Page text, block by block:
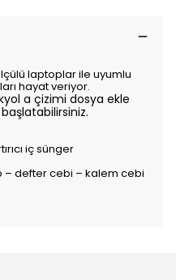
laptoplar ile uyumlu
hayat veriyor.
a çizimi dosya ekle
iç sünger
– defter cebi – kalem cebi